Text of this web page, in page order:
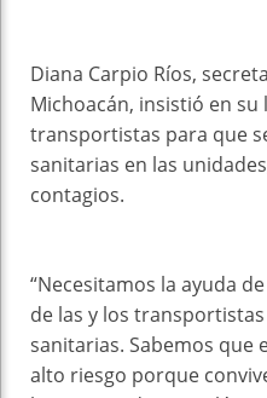
Diana Carpio Ríos,
Michoacán, insistió en su
transportistas para que
sanitarias en las
contagios.
“Necesitamos la ayuda
de las y los
sanitarias. Sabemos que
alto riesgo porque